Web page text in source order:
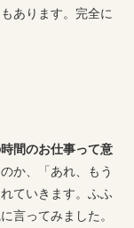
あります。完全に
間のお仕事って意
か、「あれ、もう
ていきます。ふふ
言ってみました。